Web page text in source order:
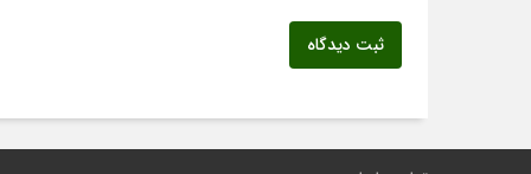
ثبت دیدگاه